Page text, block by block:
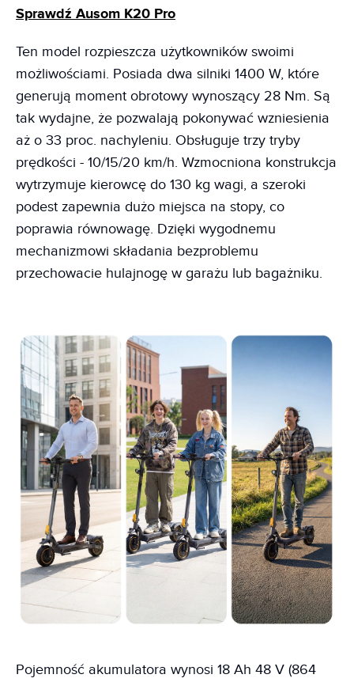
Sprawdź Ausom K20 Pro
Ten model rozpieszcza użytkowników swoimi
możliwościami. Posiada dwa silniki 1400 W, które
generują moment obrotowy wynoszący 28 Nm. Są
tak wydajne, że pozwalają pokonywać wzniesienia
aż o 33 proc. nachyleniu. Obsługuje trzy tryby
prędkości - 10/15/20 km/h. Wzmocniona konstrukcja
wytrzymuje kierowcę do 130 kg wagi, a szeroki
podest zapewnia dużo miejsca na stopy, co
poprawia równowagę. Dzięki wygodnemu
mechanizmowi składania bezproblemu
przechowacie hulajnogę w garażu lub bagażniku.
Pojemność akumulatora wynosi 18 Ah 48 V (864